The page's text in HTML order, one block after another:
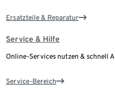
Ersatzteile & Reparatur
Service & Hilfe
Online-Services nutzen & schnell
Service-Bereich